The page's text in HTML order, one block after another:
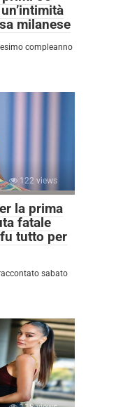
milanese
compleanno
122 views
la prima
fatale
tutto per
sabato